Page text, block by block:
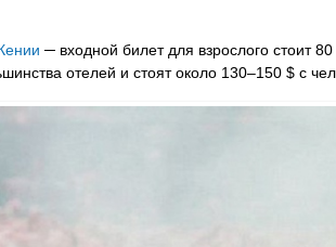
─ входной билет для взрослого стоит
отелей и стоят около 130–150 $ с